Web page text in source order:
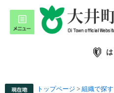
トップページ > 組織で探す